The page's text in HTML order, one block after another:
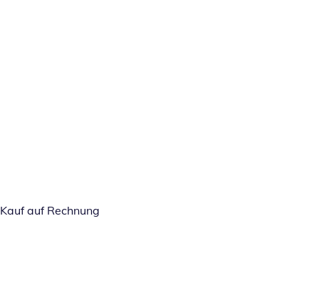
Kauf auf Rechnung